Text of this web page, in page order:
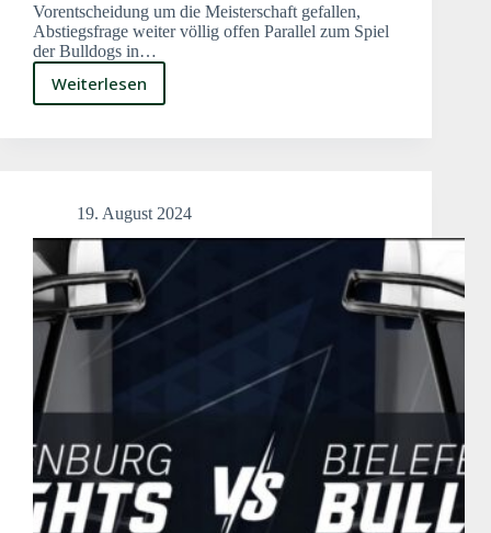
Vorentscheidung um die Meisterschaft gefallen,
Abstiegsfrage weiter völlig offen Parallel zum Spiel
der Bulldogs in…
Weiterlesen
Die
in
2
19. August 2024